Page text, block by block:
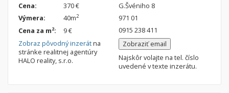
Cena:
370 €
Výmera:
40m2
Cena za m2:
9 €
Zobraz pôvodný inzerátna
stránke realitnej agentúry
HALO reality, s.r.o.
G.Švéniho 8
971 01
0915 238 411
Zobraziť email
Najskôr volajte na tel. číslo
uvedené v texte inzerátu.